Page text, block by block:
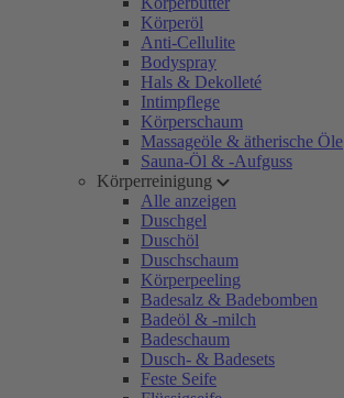
Körperöl
Anti-Cellulite
Bodyspray
Hals & Dekolleté
Intimpflege
Körperschaum
Massageöle & ätherische Öle
Sauna-Öl & -Aufguss
Körperreinigung
Alle anzeigen
Duschgel
Duschöl
Duschschaum
Körperpeeling
Badesalz & Badebomben
Badeöl & -milch
Badeschaum
Dusch- & Badesets
Feste Seife